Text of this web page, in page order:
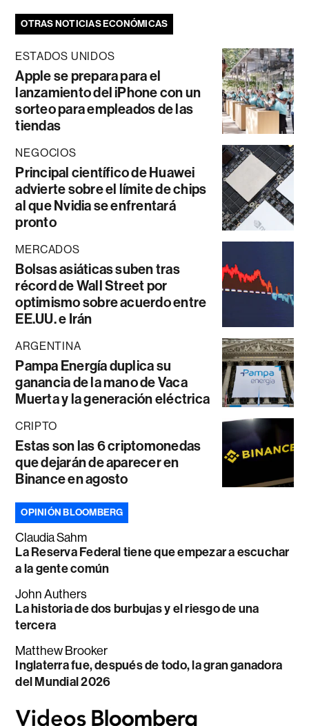
OTRAS NOTICIAS ECONÓMICAS
ESTADOS UNIDOS
Apple se prepara para el
lanzamiento del iPhone con un
sorteo para empleados de las
tiendas
NEGOCIOS
Principal científico de Huawei
advierte sobre el límite de chips
al que Nvidia se enfrentará
pronto
MERCADOS
Bolsas asiáticas suben tras
récord de Wall Street por
optimismo sobre acuerdo entre
EE.UU. e Irán
ARGENTINA
Pampa Energía duplica su
ganancia de la mano de Vaca
Muerta y la generación eléctrica
CRIPTO
Estas son las 6 criptomonedas
que dejarán de aparecer en
Binance en agosto
OPINIÓN BLOOMBERG
Claudia Sahm
La Reserva Federal tiene que empezar a escuchar
a la gente común
John Authers
La historia de dos burbujas y el riesgo de una
tercera
Matthew Brooker
Inglaterra fue, después de todo, la gran ganadora
del Mundial 2026